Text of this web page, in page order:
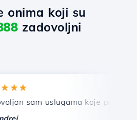
onima koji su
zadovoljni
podrška.
sam uslugama koje pruža